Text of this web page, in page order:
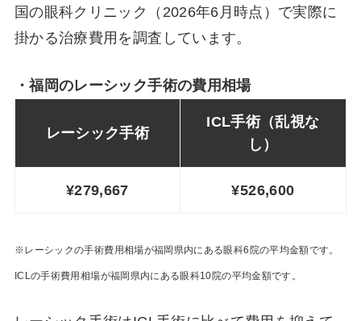
国の眼科クリニック（2026年6月時点）で実際に
掛かる治療費用を調査しています。
・福岡のレーシック手術の費用相場
レーシック手術
ICL手術（乱視な
し）
¥279,667 ¥526,600
※レーシックの手術費用相場が福岡県内にある眼科6院の平均金額です。
ICLの手術費用相場が福岡県内にある眼科10院の平均金額です。